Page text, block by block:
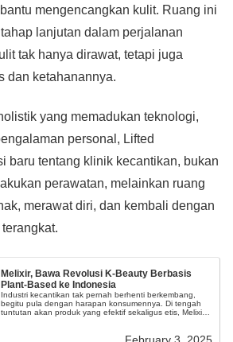
mengencangkan kulit. Ruang ini
lanjutan dalam perjalanan
tak hanya dirawat, tetapi juga
dan ketahanannya.
yang memadukan teknologi,
personal, Lifted
baru tentang klinik kecantikan, bukan
perawatan, melainkan ruang
merawat diri, dan kembali dengan
Melixir, Bawa Revolusi K-Beauty Berbasis
Plant-Based ke Indonesia
Industri kecantikan tak pernah berhenti berkembang,
begitu pula dengan harapan konsumennya. Di tengah
tuntutan akan produk yang efektif sekaligus etis, Melixir